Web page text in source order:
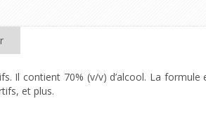
Il contient 70% (v/v) d’alcool. La
et plus.